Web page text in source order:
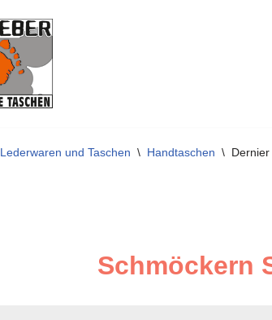
Lederwaren und Taschen \ Handtaschen \
Schmöckern